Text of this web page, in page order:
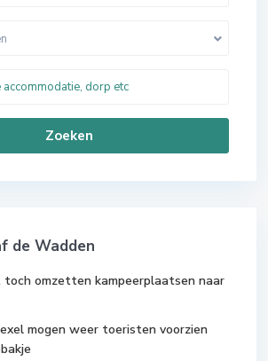
Zoeken
de Wadden
toch omzetten kampeerplaatsen naar
mogen weer toeristen voorzien